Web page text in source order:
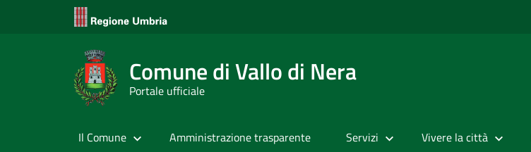
Comune di Vallo di Nera
Portale ufficiale
Il Comune Amministrazione trasparente Servizi Vivere la città